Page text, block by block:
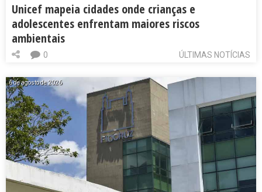
Unicef mapeia cidades onde crianças e
adolescentes enfrentam maiores riscos
ambientais
ÚLTIMAS NOTÍCIAS
0
6 de agosto de 2026